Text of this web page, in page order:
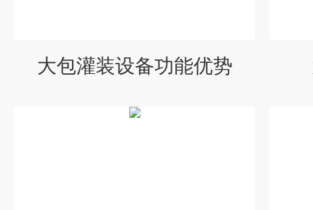
大包灌装设备功能优势